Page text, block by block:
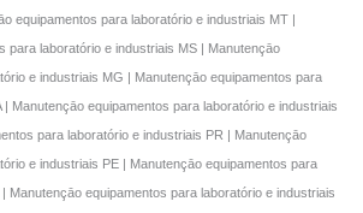
equipamentos para laboratório e industriais MT |
para laboratório e industriais MS | Manutençāo
e industriais MG | Manutençāo equipamentos para
| Manutençāo equipamentos para laboratório e industriais
para laboratório e industriais PR | Manutençāo
e industriais PE | Manutençāo equipamentos para
Manutençāo equipamentos para laboratório e industriais